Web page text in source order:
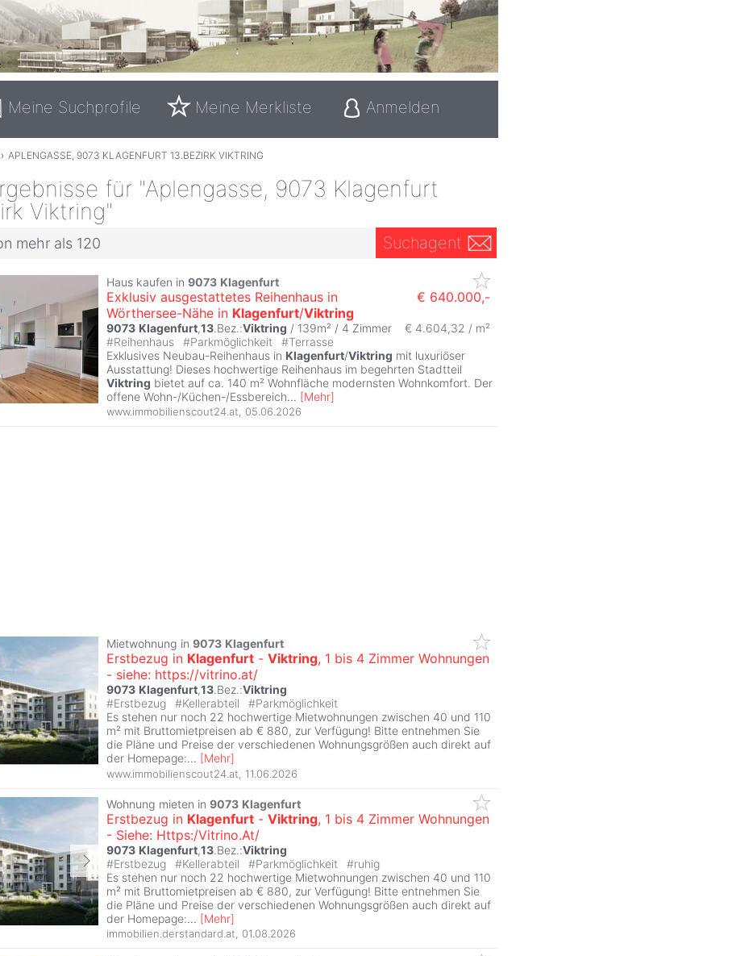
Meine Suchprofile Meine Merkliste Anmelden
› APLENGASSE, 9073 KLAGENFURT 13.BEZIRK VIKTRING
für "Aplengasse, 9073 Klagenfurt
Viktring"
mehr als 120 Suchagent
Haus kaufen in 9073 Klagenfurt
Exklusiv ausgestattetes Reihenhaus in
Wörthersee-Nähe in Klagenfurt/Viktring
€ 640.000,-
9073 Klagenfurt,13.Bez.:Viktring / 139m² / 4 Zimmer
€ 4.604,32 / m²
#Reihenhaus #Parkmöglichkeit #Terrasse
Exklusives Neubau-Reihenhaus in Klagenfurt/Viktring mit luxuriöser
Ausstattung! Dieses hochwertige Reihenhaus im begehrten Stadtteil
Viktring bietet auf ca. 140 m² Wohnfläche modernsten Wohnkomfort. Der
offene Wohn-/Küchen-/Essbereich... [Mehr]
www.immobilienscout24.at 05.06.2026
Mietwohnung in 9073 Klagenfurt
Erstbezug in Klagenfurt - Viktring, 1 bis 4 Zimmer Wohnungen
- siehe: https://vitrino.at/
9073 Klagenfurt,13.Bez.:Viktring
#Erstbezug #Kellerabteil #Parkmöglichkeit
Es stehen nur noch 22 hochwertige Mietwohnungen zwischen 40 und 110
m² mit Bruttomietpreisen ab € 880, zur Verfügung! Bitte entnehmen Sie
die Pläne und Preise der verschiedenen Wohnungsgrößen auch direkt auf
der Homepage:... [Mehr]
www.immobilienscout24.at 11.06.2026
Wohnung mieten in 9073 Klagenfurt
Erstbezug in Klagenfurt - Viktring, 1 bis 4 Zimmer Wohnungen
- Siehe: Https:/Vitrino.At/
9073 Klagenfurt,13.Bez.:Viktring
#Erstbezug #Kellerabteil #Parkmöglichkeit #ruhig
Es stehen nur noch 22 hochwertige Mietwohnungen zwischen 40 und 110
m² mit Bruttomietpreisen ab € 880, zur Verfügung! Bitte entnehmen Sie
die Pläne und Preise der verschiedenen Wohnungsgrößen auch direkt auf
der Homepage:... [Mehr]
immobilien.derstandard.at, 01.08.2026